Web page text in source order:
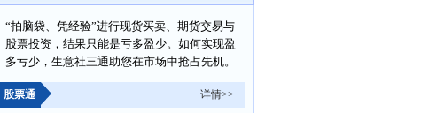
“拍脑袋、凭经验”进行现货买卖、期货交易与
股票投资，结果只能是亏多盈少。如何实现盈
多亏少，生意社三通助您在市场中抢占先机。
股票通 详情>>